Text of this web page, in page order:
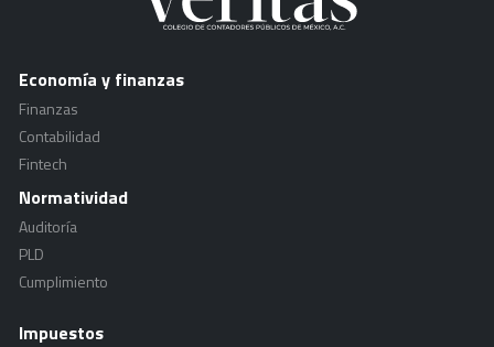
Economía y finanzas
Finanzas
Contabilidad
Fintech
Normatividad
Auditoría
PLD
Cumplimiento
Impuestos